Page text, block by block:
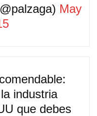
May
industria
que debes